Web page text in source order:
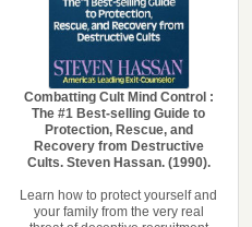
Combatting Cult Mind Control :
The #1 Best-selling Guide to
Protection, Rescue, and
Recovery from Destructive
Cults. Steven Hassan. (1990).
Learn how to protect yourself and
your family from the very real